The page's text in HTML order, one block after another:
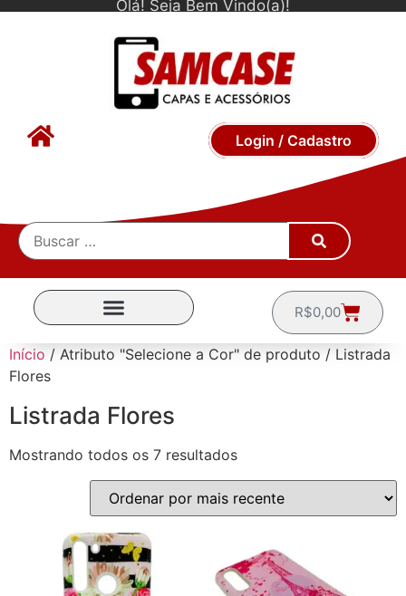
Olá! Seja Bem Vindo(a)!
Login / Cadastro
R$0,00
Início / Atributo "Selecione a Cor" de produto / Listrada
Flores
Listrada Flores
Mostrando todos os 7 resultados